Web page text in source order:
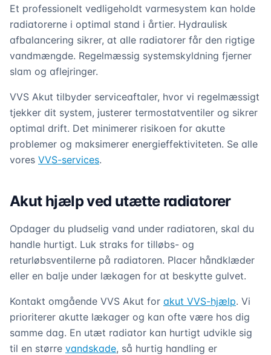
Et professionelt vedligeholdt varmesystem kan holde
radiatorerne i optimal stand i årtier. Hydraulisk
afbalancering sikrer, at alle radiatorer får den rigtige
vandmængde. Regelmæssig systemskyldning fjerner
slam og aflejringer.
VVS Akut tilbyder serviceaftaler, hvor vi regelmæssigt
tjekker dit system, justerer termostatventiler og sikrer
optimal drift. Det minimerer risikoen for akutte
problemer og maksimerer energieffektiviteten. Se alle
vores VVS-services.
Akut hjælp ved utætte radiatorer
Opdager du pludselig vand under radiatoren, skal du
handle hurtigt. Luk straks for tilløbs- og
returløbsventilerne på radiatoren. Placer håndklæder
eller en balje under lækagen for at beskytte gulvet.
Kontakt omgående VVS Akut for akut VVS-hjælp. Vi
prioriterer akutte lækager og kan ofte være hos dig
samme dag. En utæt radiator kan hurtigt udvikle sig
til en større vandskade, så hurtig handling er